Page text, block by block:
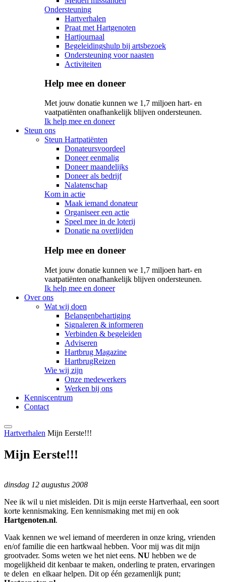
Ondersteuning
Hartverhalen
Praat met Hartgenoten
Hartjournaal
Begeleidingshulp bij artsbezoek
Ondersteuning voor naasten
Activiteiten
Help mee en doneer
Met jouw donatie kunnen we 1,7 miljoen hart- en
vaatpatiënten onafhankelijk blijven ondersteunen.
Ik help mee en doneer
Steun ons
Steun Hartpatiënten
Donateursvoordeel
Doneer eenmalig
Doneer maandelijks
Doneer als bedrijf
Nalatenschap
Kom in actie
Maak iemand donateur
Organiseer een actie
Speel mee in de loterij
Donatie na overlijden
Help mee en doneer
Met jouw donatie kunnen we 1,7 miljoen hart- en
vaatpatiënten onafhankelijk blijven ondersteunen.
Ik help mee en doneer
Over ons
Wat wij doen
Belangenbehartiging
Signaleren & informeren
Verbinden & begeleiden
Adviseren
Hartbrug Magazine
HartbrugReizen
Wie wij zijn
Onze medewerkers
Werken bij ons
Kenniscentrum
Contact
Hartverhalen Mijn Eerste!!!
Mijn Eerste!!!
dinsdag 12 augustus 2008
Nee ik wil u niet misleiden. Dit is mijn eerste Hartverhaal, een soort
korte kennismaking. Een kennismaking met mij en ook
Hartgenoten.nl.
Vaak kennen we wel iemand of meerderen in onze kring, vrienden
en/of familie die een hartkwaal hebben. Voor mij was dit mijn
grootvader. Soms weten we het niet eens. NU hebben we de
mogelijkheid dit kenbaar te maken, onderling te praten, ervaringen
te delen en elkaar helpen. Dit op één gezamenlijk punt;